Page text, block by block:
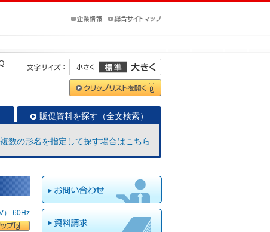
販促資料を探す（全文検索）
複数の形名を指定して探す場合はこちら
） 60Hz